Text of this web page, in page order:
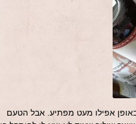
אפילו מעט מפתיע. אבל הטעם